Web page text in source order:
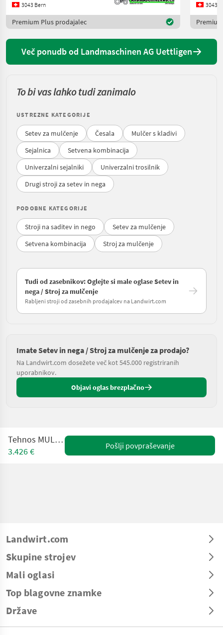
3043 Bern
Premium Plus prodajalec
3043
Več ponudb od Landmaschinen AG Uettligen
To bi vas lahko tudi zanimalo
USTREZNE KATEGORIJE
Setev za mulčenje Česala
Mulčer s kladivi
Sejalnica
Setvena kombinacija
Univerzalni sejalniki
Univerzalni trosilnik
Drugi stroji za setev in nega
PODOBNE KATEGORIJE
Stroji na saditev in nego
Setev za mulčenje
Setvena kombinacija
Stroj za mulčenje
Tudi od zasebnikov: Oglejte si male oglase Setev in
nega / Stroj za mulčenje
Rabljeni stroji od zasebnih prodajalcev na Landwirt.com
Imate Setev in nega / Stroj za mulčenje za prodajo?
Na Landwirt.com dosežete več kot 545.000 registriranih
uporabnikov.
Objavi oglas brezplačno
Tehnos MULS 170 LW
3.426 €
Pošlji povpraševanje
Landwirt.com
Skupine strojev
Mali oglasi
Top blagovne znamke
Države